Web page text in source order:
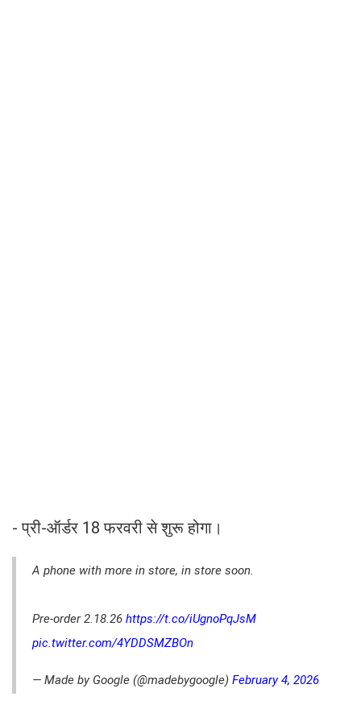
- प्री-ऑर्डर 18 फरवरी से शुरू होगा।
A phone with more in store, in store soon.
Pre-order 2.18.26 https://t.co/iUgnoPqJsM
pic.twitter.com/4YDDSMZBOn
— Made by Google (@madebygoogle) February 4, 2026